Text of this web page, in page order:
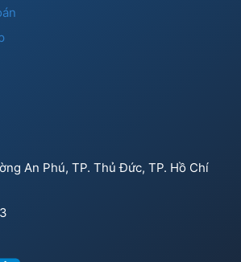
An Phú, TP. Thủ Đức, TP. Hồ Chí